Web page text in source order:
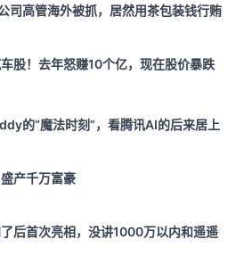
司高管海外被抓，居然用茶包装钱行贿
股！去年怒赚10个亿，现在股价暴跌
的“魔法时刻”，看腾讯AI的后来居上
产千万富豪
后首次亮相，没讲1000万以内和遥遥